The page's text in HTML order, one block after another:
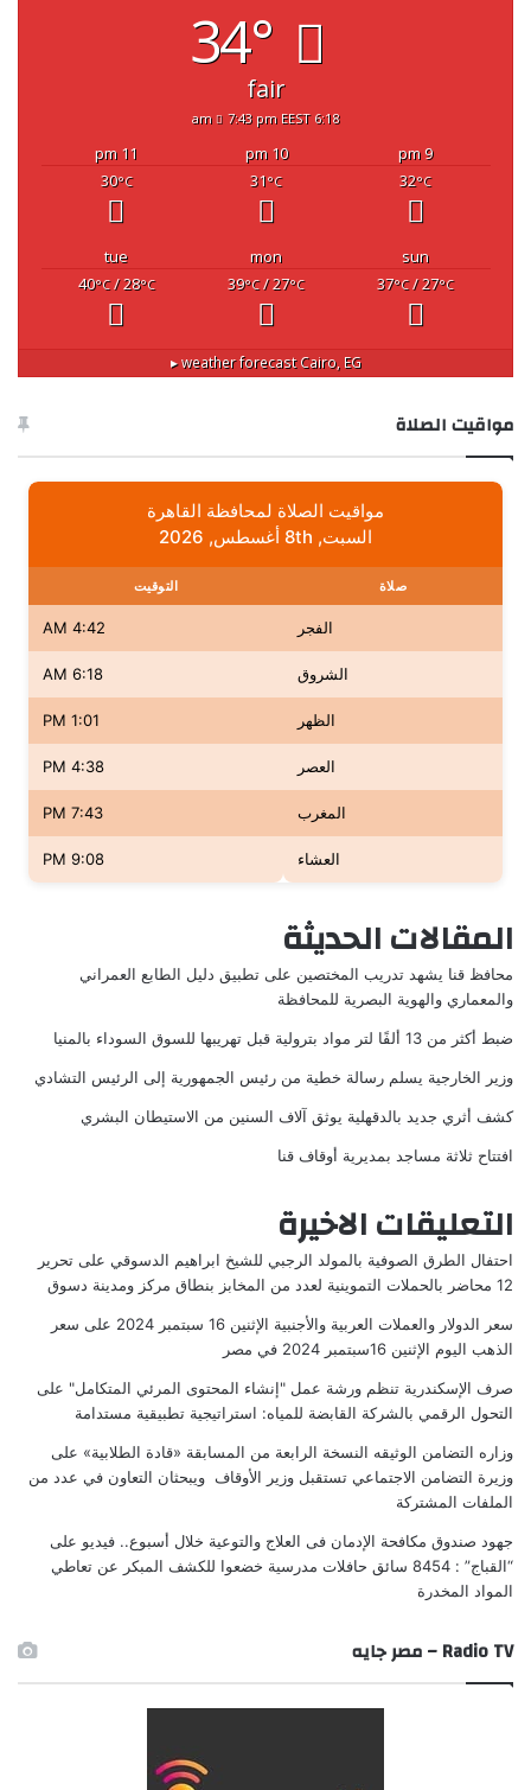
34°
fair
6:18 am
7:43 pm EEST
9 pm
10 pm
11 pm
32°C
31°C
30°C
sun
mon
tue
37°C/ 27°C
39°C/ 27°C
40°C/ 28°C
Cairo, EG
weather forecast ▸
مواقيت الصلاة
مواقيت الصلاة لمحافظة القاهرة
السبت, 8th أغسطس, 2026
صلاة التوقيت
الفجر 4:42 AM
الشروق 6:18 AM
الظهر 1:01 PM
العصر 4:38 PM
المغرب 7:43 PM
العشاء 9:08 PM
المقالات الحديثة
محافظ قنا يشهد تدريب المختصين على تطبيق دليل الطابع العمراني
والمعماري والهوية البصرية للمحافظة
ضبط أكثر من 13 ألفًا لتر مواد بترولية قبل تهريبها للسوق السوداء بالمنيا
وزير الخارجية يسلم رسالة خطية من رئيس الجمهورية إلى الرئيس التشادي
كشف أثري جديد بالدقهلية يوثق آلاف السنين من الاستيطان البشري
افتتاح ثلاثة مساجد بمديرية أوقاف قنا
التعليقات الاخيرة
احتفال الطرق الصوفية بالمولد الرجبي للشيخ ابراهيم الدسوقي على تحرير
12 محاضر بالحملات التموينية لعدد من المخابز بنطاق مركز ومدينة دسوق
سعر الدولار والعملات العربية والأجنبية الإثنين 16 سبتمبر 2024 على سعر
الذهب اليوم الإثنين 16سبتمبر 2024 في مصر
صرف الإسكندرية تنظم ورشة عمل "إنشاء المحتوى المرئي المتكامل" على
التحول الرقمي بالشركة القابضة للمياه: استراتيجية تطبيقية مستدامة
وزاره التضامن الوثيقه النسخة الرابعة من المسابقة «قادة الطلابية» على
وزيرة التضامن الاجتماعي تستقبل وزير الأوقاف ويبحثان التعاون في عدد من
الملفات المشتركة
جهود صندوق مكافحة الإدمان فى العلاج والتوعية خلال أسبوع.. فيديو على
“القباج” : 8454 سائق حافلات مدرسية خضعوا للكشف المبكر عن تعاطي
المواد المخدرة
Radio TV – مصر جايه